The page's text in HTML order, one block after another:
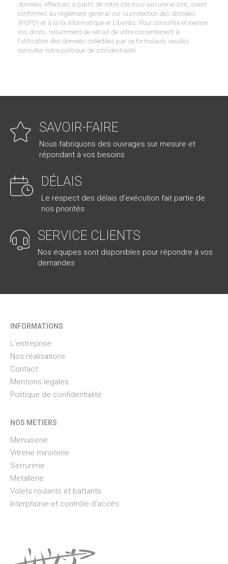
données, effectués à partir de notre site mvs-serrurerie.com, soient
conformes au règlement général sur la protection des données
(RGPD) et à la loi Informatique et Libertés. Pour connaître et exercer
vos droits, notamment de retrait de votre consentement à
l’utilisation des données collectées par ce formulaire, veuillez
consulter notre politique de confidentialité
SAVOIR-FAIRE
Nous fabriquons des ouvrages sur mesure et
répondant à vos besoins
DÉLAIS
Le respect des délais d’exécution fait partie de
nos priorités
SERVICE CLIENTS
Nos équipes sont disponibles pour répondre à vos
demandes
INFORMATIONS
L’entreprise
Nos réalisations
Contact
Mentions légales
Politique de confidentialité
NOS METIERS
Menuiserie
Vitrerie miroiterie
Serrurerie
Metallerie
Volets roulants et battants
Interphonie et contrôle d’accès